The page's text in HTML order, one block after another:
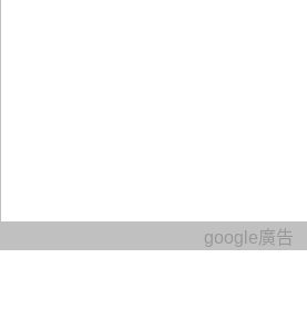
google廣告